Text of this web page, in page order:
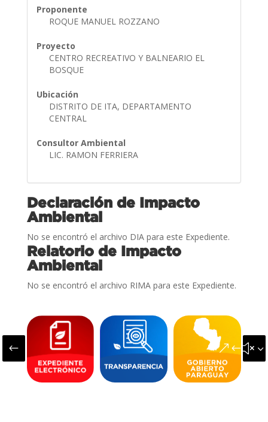
Proponente
ROQUE MANUEL ROZZANO
Proyecto
CENTRO RECREATIVO Y BALNEARIO EL
BOSQUE
Ubicación
DISTRITO DE ITA, DEPARTAMENTO
CENTRAL
Consultor Ambiental
LIC. RAMON FERRIERA
Declaración de Impacto
Ambiental
No se encontró el archivo DIA para este Expediente.
Relatorio de Impacto
Ambiental
No se encontró el archivo RIMA para este Expediente.
#